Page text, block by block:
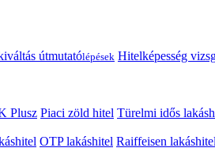
útmutatólépések Hitelképesség
Plusz Piaci zöld hitel Türelmi idős
OTP lakáshitel Raiffeisen